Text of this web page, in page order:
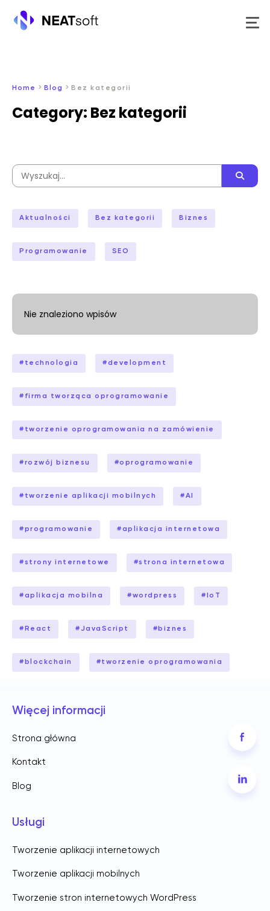
treściHome > Blog > Bez kategorii
Category: Bez kategorii
Wyszukaj:
Aktualności Bez kategorii Biznes
Programowanie SEO
Nie znaleziono wpisów
# technologia #development
# firma tworząca oprogramowanie
# tworzenie oprogramowania na zamówienie
#rozwój biznesu #oprogramowanie
# tworzenie aplikacji mobilnych #AI
#programowanie #aplikacja internetowa
#strony internetowe #strona internetowa
#aplikacja mobilna #wordpress # IoT
# React #JavaScript # biznes
# blockchain #tworzenie oprogramowania
Więcej informacji
Strona główna
Kontakt
Blog
Usługi
Tworzenie aplikacji internetowych
Tworzenie aplikacji mobilnych
Tworzenie stron internetowych WordPress